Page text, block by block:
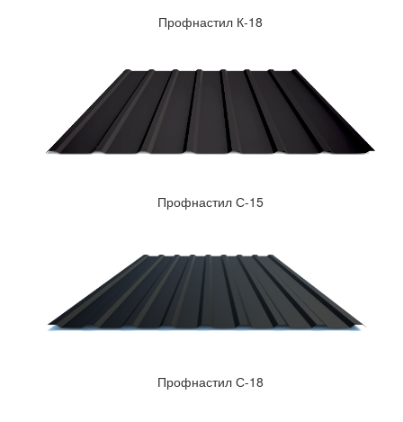
Профнастил К-18
Профнастил С-15
Профнастил С-18